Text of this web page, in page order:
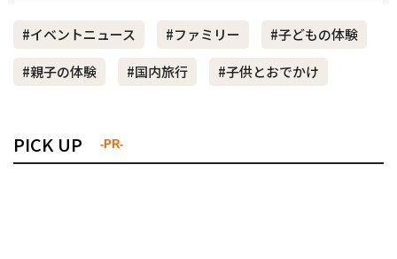
#イベントニュース #ファミリー
#子どもの体験
#親子の体験
#国内旅行 #子供とおでかけ
PICK UP -PR-